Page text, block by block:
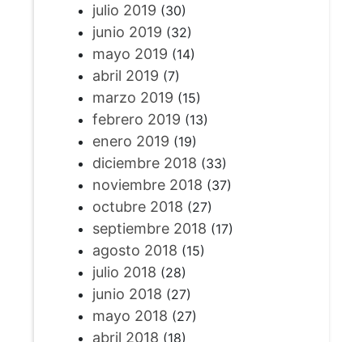
julio 2019 (30)
junio 2019 (32)
mayo 2019 (14)
abril 2019 (7)
marzo 2019 (15)
febrero 2019 (13)
enero 2019 (19)
diciembre 2018 (33)
noviembre 2018 (37)
octubre 2018 (27)
septiembre 2018 (17)
agosto 2018 (15)
julio 2018 (28)
junio 2018 (27)
mayo 2018 (27)
abril 2018 (18)